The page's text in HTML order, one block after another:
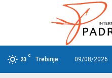
23
C
Trebinje 09/08/2026